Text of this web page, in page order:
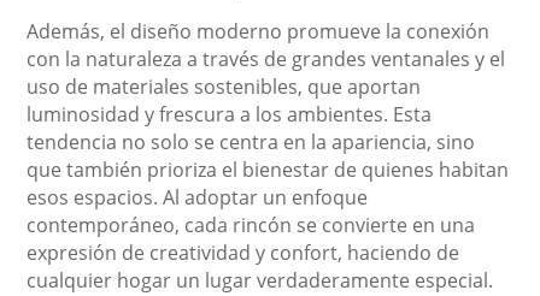
Además, el diseño moderno promueve la conexión
con la naturaleza a través de grandes ventanales y el
uso de materiales sostenibles, que aportan
luminosidad y frescura a los ambientes. Esta
tendencia no solo se centra en la apariencia, sino
que también prioriza el bienestar de quienes habitan
esos espacios. Al adoptar un enfoque
contemporáneo, cada rincón se convierte en una
expresión de creatividad y confort, haciendo de
cualquier hogar un lugar verdaderamente especial.